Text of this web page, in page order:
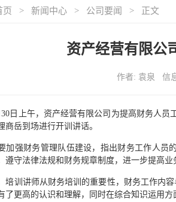
页 > 新闻中心 > 公司要闻 > 正文
资产经营有限公
作者: 袁泉 信
30日上午，资产经营有限公司为提高财务人
商岳到场进行开训讲话。
加强财务管理队伍建设，指出财务工作人员
遵守法律法规和财务规章制度，进一步提高业
培训讲师从财务培训的重要性，财务工作内
了更高的认识和理解，同时在综合知识运用